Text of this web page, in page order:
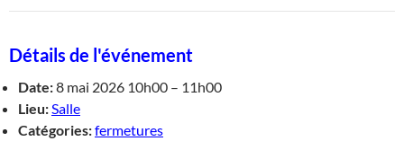
Détails de l'événement
Date:8 mai 2026 10h00 – 11h00
Lieu:Salle
Catégories:fermetures